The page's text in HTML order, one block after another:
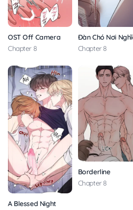
OST Off Camera
Chapter 8
Đàn Chó Nơi
Chapter 8
A Blessed Night
Borderline
Chapter 8